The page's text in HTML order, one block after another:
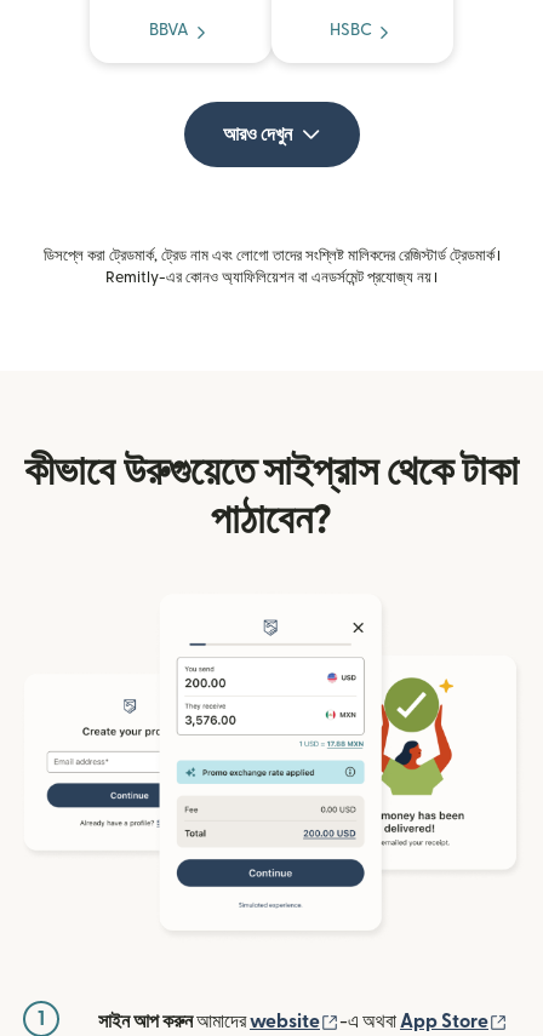
BBVA HSBC
আরও দেখুন
ডিসপ্লে করা ট্রেডমার্ক, ট্রেড নাম এবং লোগো তাদের সংশ্লিষ্ট মালিকদের রেজিস্টার্ড ট্রেডমার্ক।
Remitly-এর কোনও অ্যাফিলিয়েশন বা এনডর্সমেন্ট প্রযোজ্য নয়।
কীভাবে উরুগুয়েতে সাইপ্রাস থেকে টাকা
পাঠাবেন?
1 সাইন আপ করুনআমাদেরwebsite (নতুন উইন্ডোতে খুলবে)
-এ অথবাApp Store